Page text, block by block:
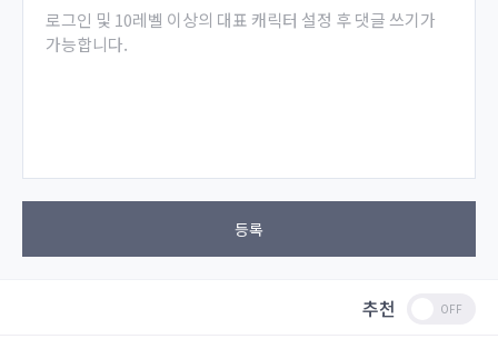
로그인 및 10레벨 이상의 대표 캐릭터 설정 후 댓글 쓰기가
가능합니다.
등록
추천